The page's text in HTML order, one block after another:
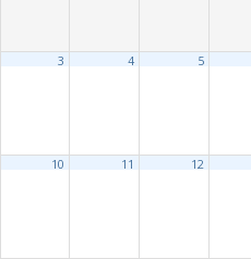
3 4 5
10 11 12